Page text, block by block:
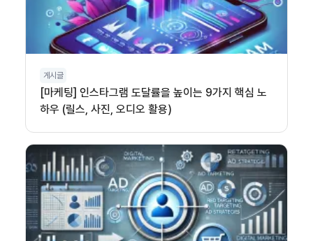
게시글
[마케팅] 인스타그램 도달률을 높이는 9가지 핵심 노
하우 (릴스, 사진, 오디오 활용)